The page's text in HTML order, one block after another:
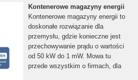
Kontenerowe magazyny energii
Kontenerowe magazyny energii to
doskonałe rozwiązanie dla
przemysłu, gdzie konieczne jest
przechowywanie prądu o wartości
od 50 kW do 1 mW. Mowa tu
przede wszystkim o firmach, dla